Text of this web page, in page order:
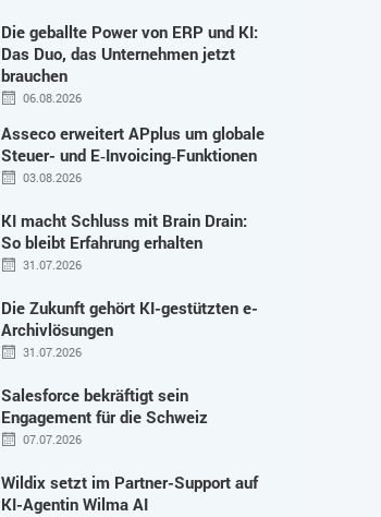
Die geballte Power von ERP und KI:
Das Duo, das Unternehmen jetzt
brauchen
06.08.2026
Asseco erweitert APplus um globale
Steuer- und E‑Invoicing‑Funktionen
03.08.2026
KI macht Schluss mit Brain Drain:
So bleibt Erfahrung erhalten
31.07.2026
Die Zukunft gehört KI-gestützten e-
Archivlösungen
31.07.2026
Salesforce bekräftigt sein
Engagement für die Schweiz
07.07.2026
Wildix setzt im Partner-Support auf
KI-Agentin Wilma AI